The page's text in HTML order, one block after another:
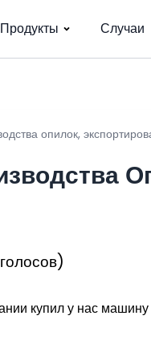
Продукты Случаи
опилок,
купил у нас